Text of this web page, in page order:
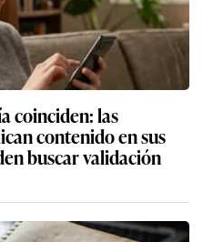
coinciden: las
contenido en sus
buscar validación